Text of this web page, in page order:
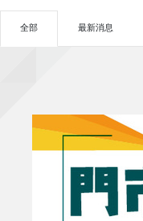
全部 最新消息